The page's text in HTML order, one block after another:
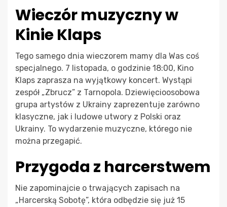
Wieczór muzyczny w
Kinie Klaps
Tego samego dnia wieczorem mamy dla Was coś
specjalnego. 7 listopada, o godzinie 18:00, Kino
Klaps zaprasza na wyjątkowy koncert. Wystąpi
zespół „Zbrucz” z Tarnopola. Dziewięcioosobowa
grupa artystów z Ukrainy zaprezentuje zarówno
klasyczne, jak i ludowe utwory z Polski oraz
Ukrainy. To wydarzenie muzyczne, którego nie
można przegapić.
Przygoda z harcerstwem
Nie zapominajcie o trwających zapisach na
„Harcerską Sobotę”, która odbędzie się już 15